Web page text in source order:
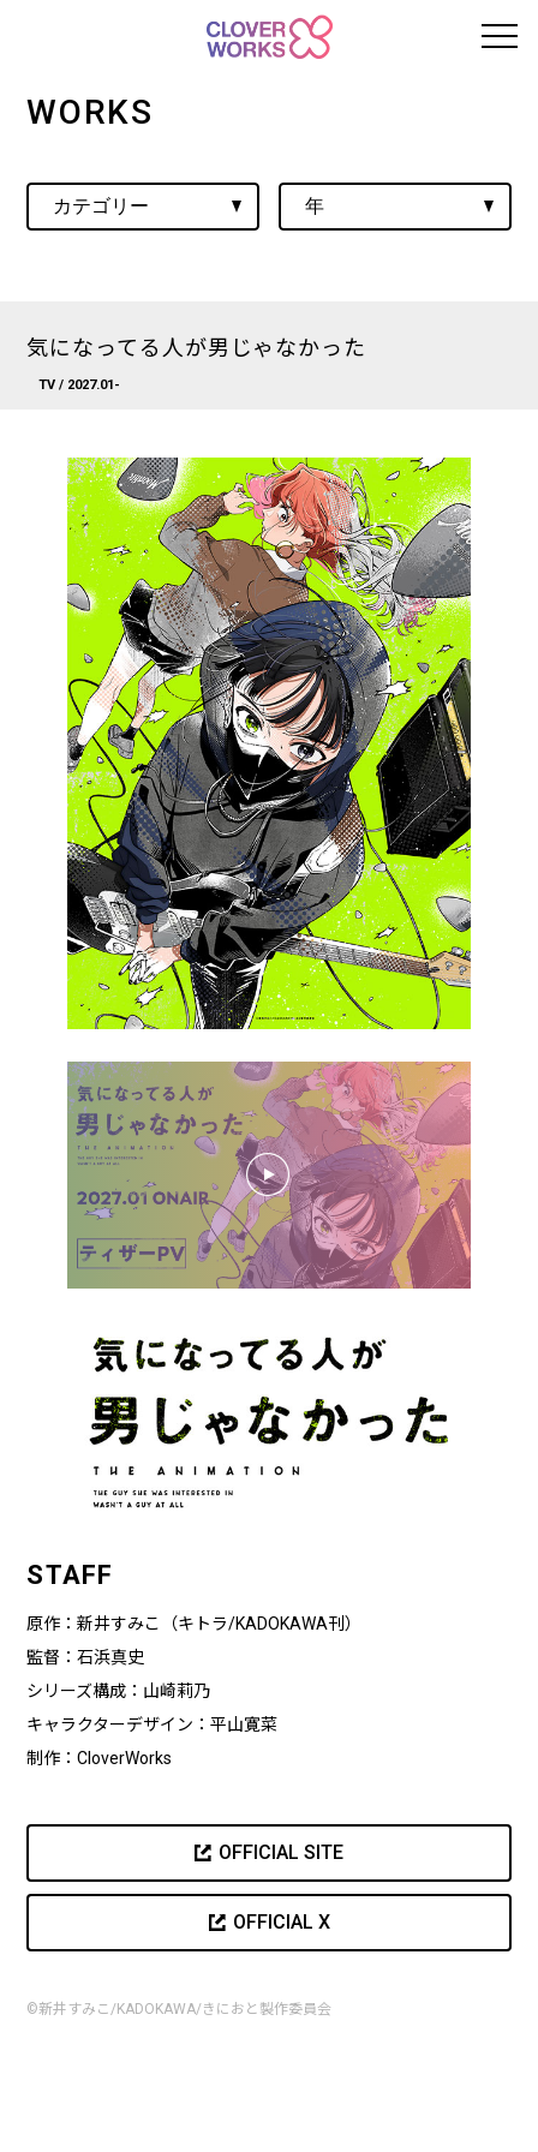
WORKS
気になってる人が男じゃなかった
TV / 2027.01-
STAFF
原作：新井すみこ（キトラ/KADOKAWA刊）
監督：石浜真史
シリーズ構成：山崎莉乃
キャラクターデザイン：平山寛菜
制作：CloverWorks
OFFICIAL SITE
OFFICIAL X
©新井すみこ/KADOKAWA/きにおと製作委員会